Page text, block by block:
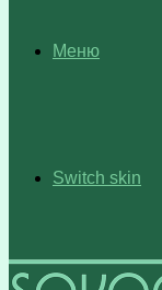
Меню
Switch skin